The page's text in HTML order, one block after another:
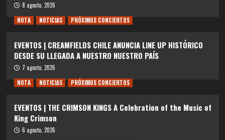
8 agosto, 2026
NOTA
NOTICIAS PRÓXIMOS CONCIERTOS
EVENTOS | CREAMFIELDS CHILE ANUNCIA LINE UP HISTÓRICO
DESDE SU LLEGADA A NUESTRO NUESTRO PAÍS
7 agosto, 2026
NOTA
NOTICIAS PRÓXIMOS CONCIERTOS
EVENTOS | THE CRIMSON KINGS A Celebration of the Music of
King Crimson
6 agosto, 2026